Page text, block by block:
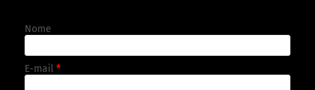
Nome
E-mail *